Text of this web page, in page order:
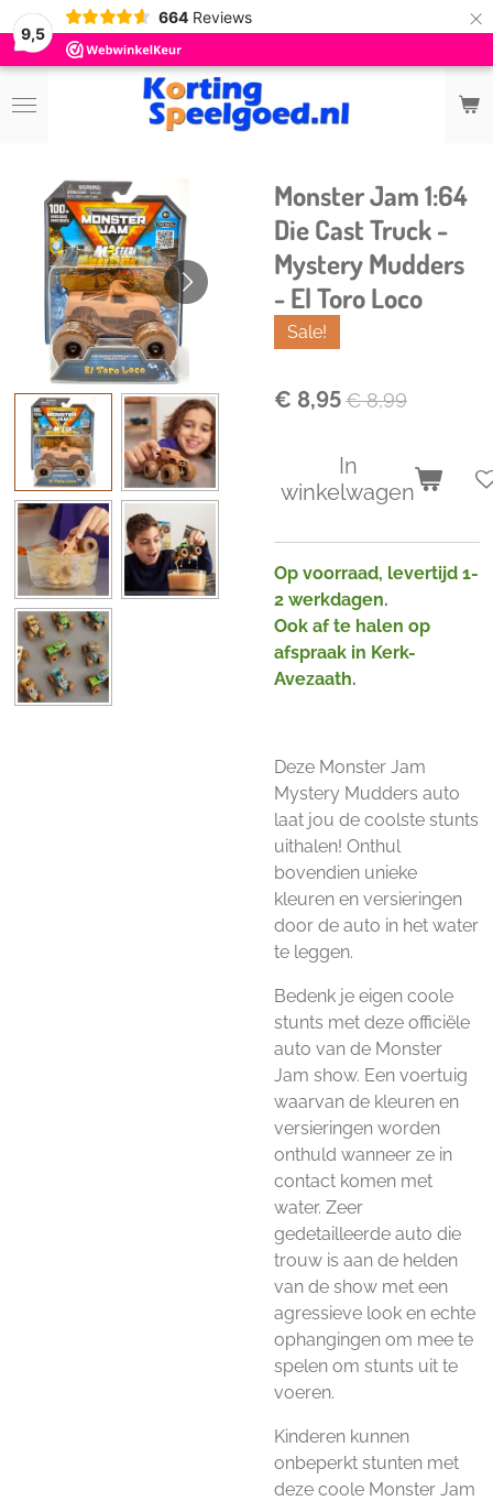
9,5
664 Reviews ×
Monster Jam 1:64
Die Cast Truck -
Mystery Mudders
- El Toro Loco
Sale!
€ 8,95€ 8,99
In
winkelwagen
Op voorraad, levertijd 1-
2 werkdagen.
Ook af te halen op
afspraak in Kerk-
Avezaath.
Deze Monster Jam
Mystery Mudders auto
laat jou de coolste stunts
uithalen! Onthul
bovendien unieke
kleuren en versieringen
door de auto in het water
te leggen.
Bedenk je eigen coole
stunts met deze officiële
auto van de Monster
Jam show. Een voertuig
waarvan de kleuren en
versieringen worden
onthuld wanneer ze in
contact komen met
water. Zeer
gedetailleerde auto die
trouw is aan de helden
van de show met een
agressieve look en echte
ophangingen om mee te
spelen om stunts uit te
voeren.
Kinderen kunnen
onbeperkt stunten met
deze coole Monster Jam